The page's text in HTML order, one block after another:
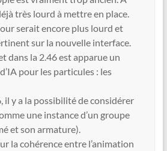
très lourd à mettre en place.
serait encore plus lourd et
sur la nouvelle interface.
dans la 2.46 est apparue un
pour les particules : les
il y a la possibilité de considérer
une instance d’un groupe
et son armature).
la cohérence entre l’animation